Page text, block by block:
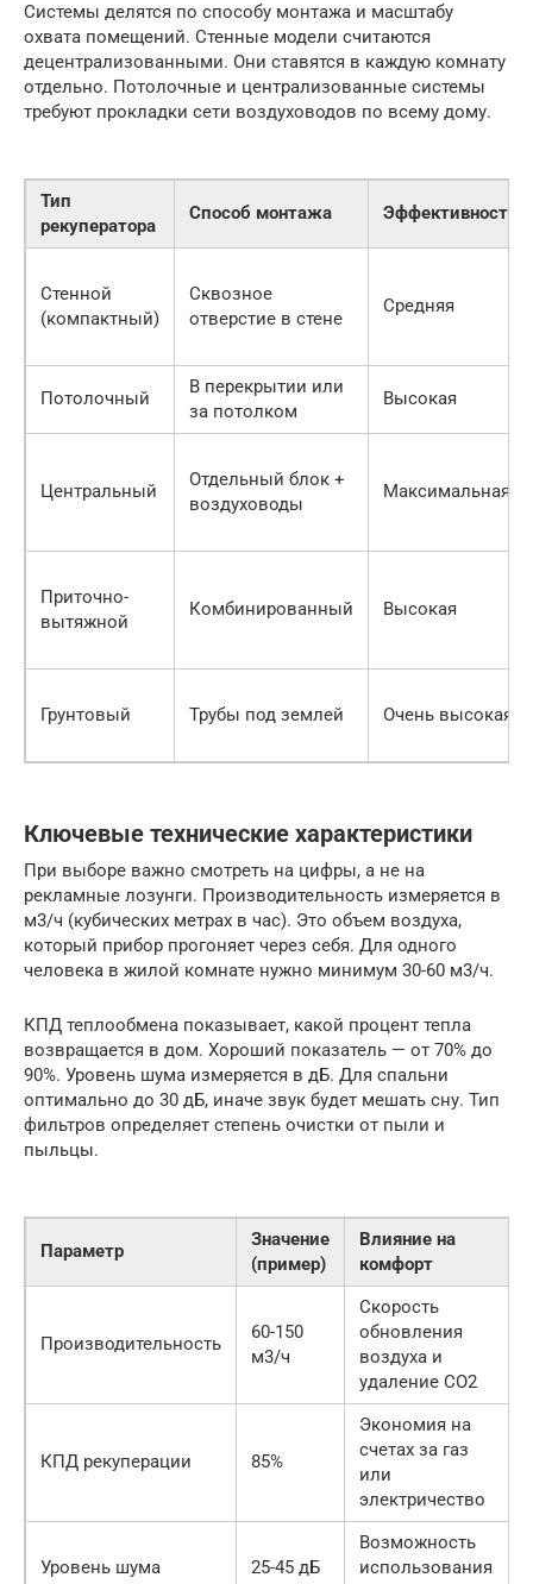
Системы делятся по способу монтажа и масштабу
охвата помещений. Стенные модели считаются
децентрализованными. Они ставятся в каждую комнату
отдельно. Потолочные и централизованные системы
требуют прокладки сети воздуховодов по всему дому.
Тип
рекуператора
Способ монтажа Эффективность
Стенной
(компактный)
Сквозное
отверстие в стене
Средняя
Потолочный
В перекрытии или
за потолком
Высокая
Центральный
Отдельный блок +
воздуховоды
Максимальная
Приточно-
вытяжной
Комбинированный Высокая
Грунтовый Трубы под землей Очень высокая
Ключевые технические характеристики
При выборе важно смотреть на цифры, а не на
рекламные лозунги. Производительность измеряется в
м3/ч (кубических метрах в час). Это объем воздуха,
который прибор прогоняет через себя. Для одного
человека в жилой комнате нужно минимум 30-60 м3/ч.
КПД теплообмена показывает, какой процент тепла
возвращается в дом. Хороший показатель — от 70% до
90%. Уровень шума измеряется в дБ. Для спальни
оптимально до 30 дБ, иначе звук будет мешать сну. Тип
фильтров определяет степень очистки от пыли и
пыльцы.
Параметр
Значение
(пример)
Влияние на
комфорт
Производительность
60-150
м3/ч
Скорость
обновления
воздуха и
удаление CO2
КПД рекуперации 85%
Экономия на
счетах за газ
или
электричество
Уровень шума 25-45 дБ
Возможность
использования